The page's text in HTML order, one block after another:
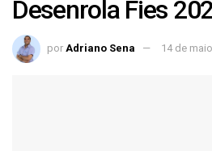
Desenrola Fies
por Adriano Sena 14 de